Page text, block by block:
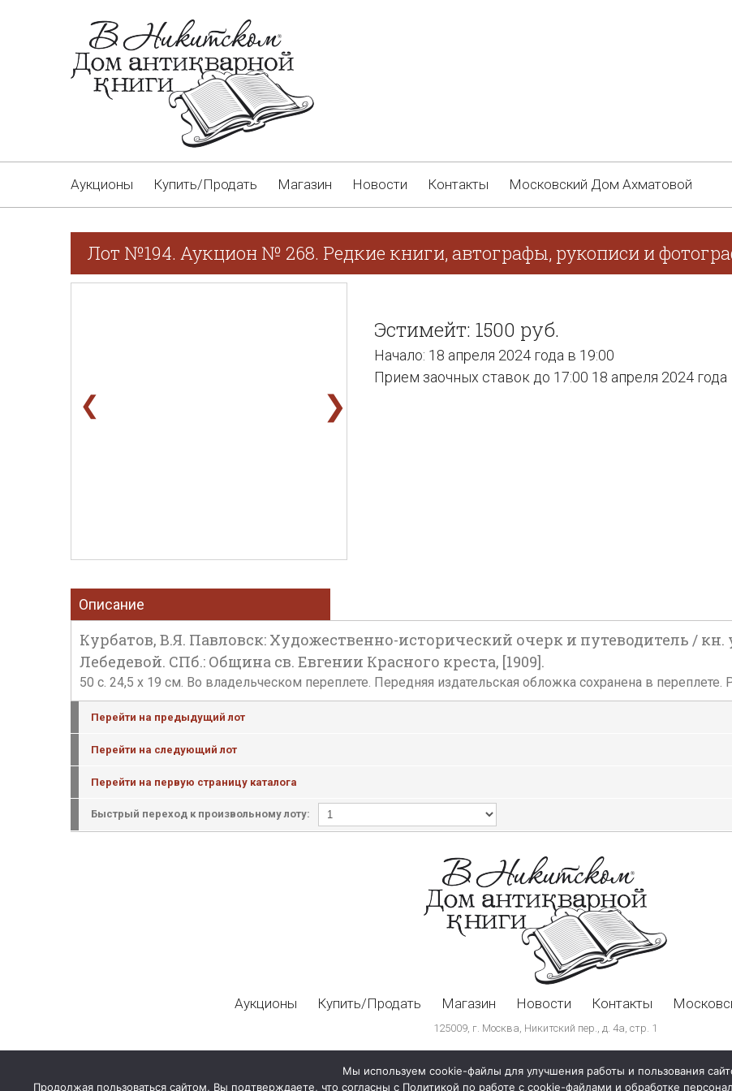
Аукционы Купить/Продать Магазин Новости Контакты Московский Дом Ахматовой
Лот №194. Аукцион № 268. Редкие книги, автографы, рукописи и
❮ ❯
Эстимейт: 1500 руб.
Начало: 18 апреля 2024 года в 19:00
Прием заочных ставок до 17:00 18 апреля 2024 года
Описание
Курбатов, В.Я. Павловск: Художественно-исторический очерк и путеводитель /
Лебедевой. СПб.: Община св. Евгении Красного креста, [1909].
50 c. 24,5 х 19 см. Во владельческом переплете. Передняя издательская обложка сохранена в переплете.
Перейти на предыдущий лот
Перейти на следующий лот
Перейти на первую страницу каталога
Быстрый переход к произвольному лоту:
Аукционы Купить/Продать Магазин Новости Контакты
125009, г. Москва, Никитский пер., д. 4а, стр. 1
Мы используем cookie-файлы для улучшения работы и пользования
Продолжая пользоваться сайтом, Вы подтверждаете, что согласны с Политикой по работе с cookie-файлами и обработке